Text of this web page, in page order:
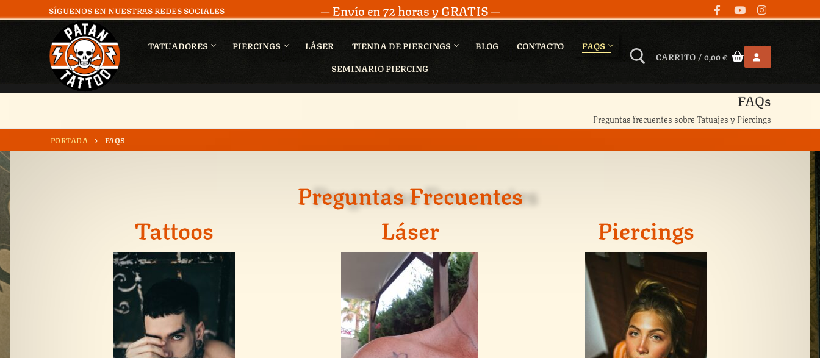
SÍGUENOS EN NUESTRAS REDES SOCIALES ─ Envío en 72 horas y GRATIS ─
TATUADORES PIERCINGS LÁSER TIENDA DE PIERCINGS BLOG CONTACTO
FAQS
SEMINARIO PIERCING
CARRITO / 0,00€
FAQs
Preguntas frecuentes sobre Tatuajes y Piercings
PORTADA FAQS
Preguntas Frecuentes
Tattoos
Láser Piercings